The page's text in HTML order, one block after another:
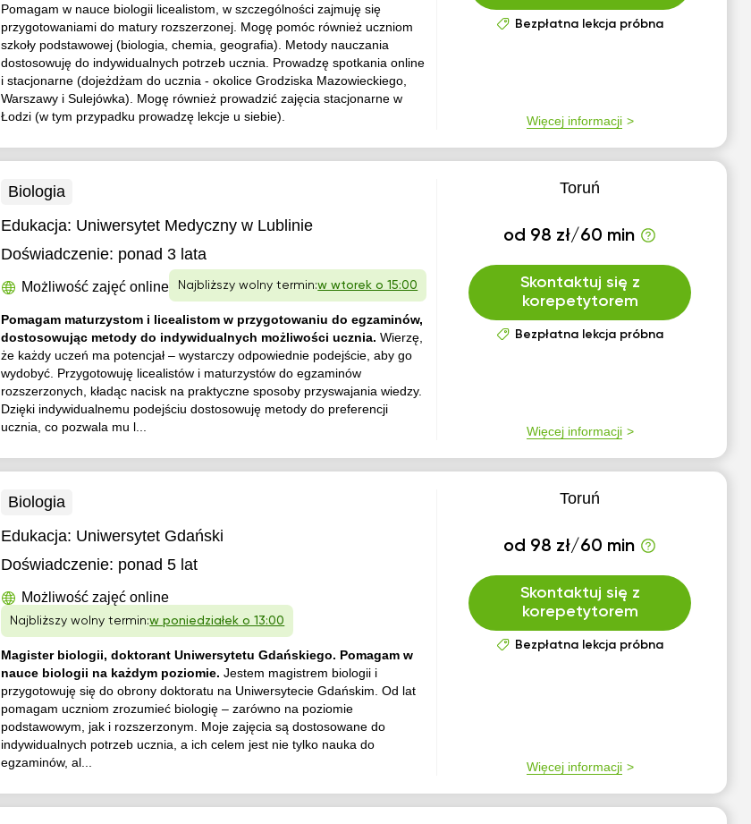
Pomagam w nauce biologii licealistom, w szczególności zajmuję się
przygotowaniami do matury rozszerzonej. Mogę pomóc również uczniom
szkoły podstawowej (biologia, chemia, geografia). Metody nauczania
dostosowuję do indywidualnych potrzeb ucznia. Prowadzę spotkania online
i stacjonarne (dojeżdżam do ucznia - okolice Grodziska Mazowieckiego,
Warszawy i Sulejówka). Mogę również prowadzić zajęcia stacjonarne w
Łodzi (w tym przypadku prowadzę lekcje u siebie).
Bezpłatna lekcja próbna
Więcej informacji
Biologia
Edukacja: Uniwersytet Medyczny w Lublinie
Doświadczenie: ponad 3 lata
Możliwość zajęć online Najbliższy wolny termin:w wtorek o 15:00
Pomagam maturzystom i licealistom w przygotowaniu do egzaminów,
dostosowując metody do indywidualnych możliwości ucznia.Wierzę,
że każdy uczeń ma potencjał – wystarczy odpowiednie podejście, aby go
wydobyć. Przygotowuję licealistów i maturzystów do egzaminów
rozszerzonych, kładąc nacisk na praktyczne sposoby przyswajania wiedzy.
Dzięki indywidualnemu podejściu dostosowuję metody do preferencji
ucznia, co pozwala mu l...
Toruń
od 98 zł/60 min
Skontaktuj się z
korepetytorem
Bezpłatna lekcja próbna
Więcej informacji
Biologia
Edukacja: Uniwersytet Gdański
Doświadczenie: ponad 5 lat
Możliwość zajęć online
Najbliższy wolny termin:w poniedziałek o 13:00
Magister biologii, doktorant Uniwersytetu Gdańskiego. Pomagam w
nauce biologii na każdym poziomie.Jestem magistrem biologii i
przygotowuję się do obrony doktoratu na Uniwersytecie Gdańskim. Od lat
pomagam uczniom zrozumieć biologię – zarówno na poziomie
podstawowym, jak i rozszerzonym. Moje zajęcia są dostosowane do
indywidualnych potrzeb ucznia, a ich celem jest nie tylko nauka do
egzaminów, al...
Toruń
od 98 zł/60 min
Skontaktuj się z
korepetytorem
Bezpłatna lekcja próbna
Więcej informacji